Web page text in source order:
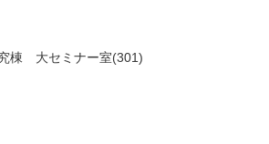
棟 大セミナー室(301)